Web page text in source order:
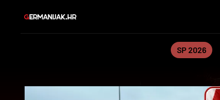
SP 2026